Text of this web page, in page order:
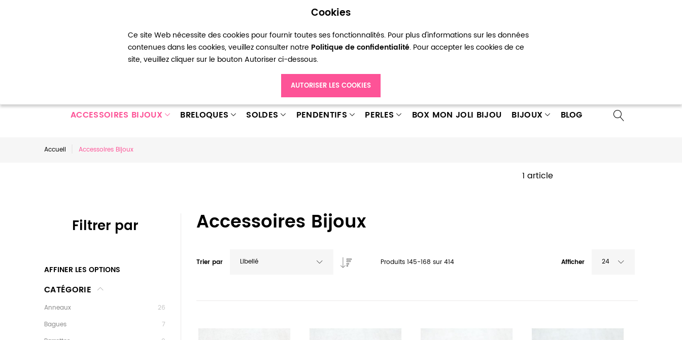
Cookies
Ce site Web nécessite des cookies pour fournir toutes ses fonctionnalités. Pour plus d'informations sur les données
contenues dans les cookies, veuillez consulter notre Politique de confidentialité. Pour accepter les cookies de ce
site, veuillez cliquer sur le bouton Autoriser ci-dessous.
AUTORISER LES COOKIES
Mon compte Ma liste d’envies Connexion Créer un compte
ACCESSOIRES BIJOUX BRELOQUES SOLDES PENDENTIFS PERLES BOX MON JOLI BIJOU BIJOUX BLOG
Accueil Accessoires Bijoux
Accessoires Bijoux
Trier par Libellé Produits 145-168 sur 414 Afficher 24
1 article
Filtrer par
AFFINER LES OPTIONS
CATÉGORIE
Anneaux
26
Bagues
7